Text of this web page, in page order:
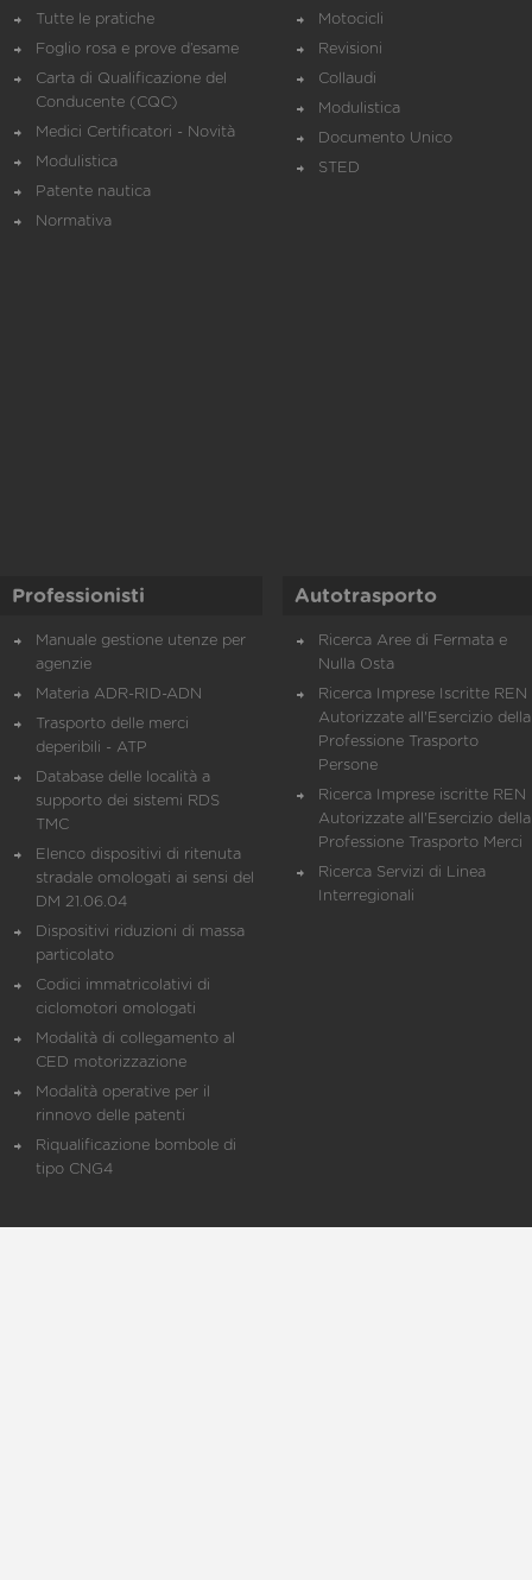
Tutte le pratiche
Foglio rosa e prove d’esame
Carta di Qualificazione del
Conducente (CQC)
Medici Certificatori - Novità
Modulistica
Patente nautica
Normativa
Motocicli
Revisioni
Collaudi
Modulistica
Documento Unico
STED
Professionisti
Manuale gestione utenze per
agenzie
Materia ADR-RID-ADN
Trasporto delle merci
deperibili - ATP
Database delle località a
supporto dei sistemi RDS
TMC
Elenco dispositivi di ritenuta
stradale omologati ai sensi del
DM 21.06.04
Dispositivi riduzioni di massa
particolato
Codici immatricolativi di
ciclomotori omologati
Modalità di collegamento al
CED motorizzazione
Modalità operative per il
rinnovo delle patenti
Riqualificazione bombole di
tipo CNG4
Autotrasporto
Ricerca Aree di Fermata e
Nulla Osta
Ricerca Imprese Iscritte REN
Autorizzate all'Esercizio della
Professione Trasporto
Persone
Ricerca Imprese iscritte REN
Autorizzate all'Esercizio della
Professione Trasporto Merci
Ricerca Servizi di Linea
Interregionali